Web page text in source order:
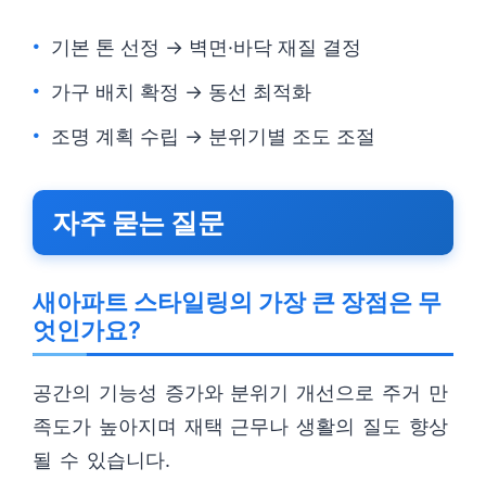
기본 톤 선정 → 벽면·바닥 재질 결정
가구 배치 확정 → 동선 최적화
조명 계획 수립 → 분위기별 조도 조절
자주 묻는 질문
새아파트 스타일링의 가장 큰 장점은 무
엇인가요?
공간의 기능성 증가와 분위기 개선으로 주거 만
족도가 높아지며 재택 근무나 생활의 질도 향상
될 수 있습니다.